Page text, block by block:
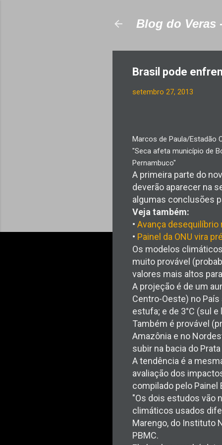
Blog do Veras
Brasil pode
setembro 27, 2013
Marcos de Paula/Estadão
"Seca afeta município de
Pernambuco"
A primeira parte do
deverão aparecer na
algumas conclusões
Veja também:
• Avança desequilíbrio
• Painel da ONU vira
Os modelos
muito provável
valores mais altos
A projeção é de um
Centro-Oeste) no
estufa; e de 3°C (sul
Também é provável
Amazônia e no
subir na bacia do
A tendência é a
avaliação dos
compilado pelo Painel
"Os dois estudos vão
climáticos usados
Marengo, do Instituto
PBMC.